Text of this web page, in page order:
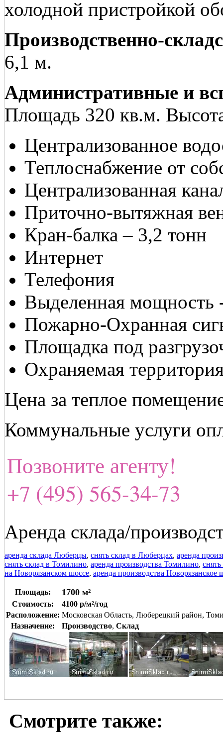
холодной пристройкой
Производственно-
6,1 м.
Административные и
Площадь 320 кв.м.
Централизованное
Теплоснабжение от
Централизованная
Приточно-вытяжная
Кран-балка – 3,2 тонн
Интернет
Телефония
Выделенная мощность
Пожарно-Охранная
Площадка под
Охраняемая
Цена за теплое
Коммунальные услуги
Позвоните агенту!
+7 (495) 565-34-73
Аренда склада/
аренда склада Люберцы, снять склад в Люберцах, аренда
снять склад в Томилино, аренда производства Томилино,
на Новорязанском шоссе, аренда производства Новорязанское
Площадь: 1700 м²
Стоимость:
4100 р/м²/год
Расположение: Московская Область, Люберецкий район,
Назначение:
Производство, Склад
Смотрите также: